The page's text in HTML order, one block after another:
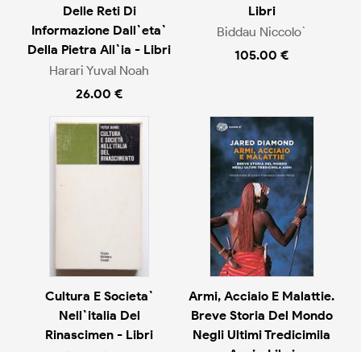
Delle Reti Di
Informazione Dall`eta`
Della Pietra All`ia - Libri
Harari Yuval Noah
26.00 €
Libri
Biddau Niccolo`
105.00 €
Cultura E Societa`
Nell`italia Del
Rinascimen - Libri
Armi, Acciaio E Malattie.
Breve Storia Del Mondo
Negli Ultimi Tredicimila